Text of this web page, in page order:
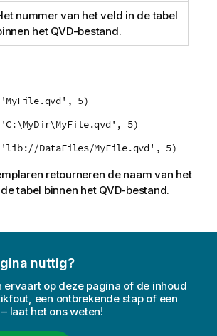
nummer van het veld in de tabel
het QVD-bestand.
('MyFile.qvd', 5)
('C:\MyDir\MyFile.qvd', 5)
('lib://DataFiles/MyFile.qvd', 5)
retourneren de naam van het
tabel binnen het QVD-bestand.
nuttig?
ervaart op deze pagina of de inhoud
een ontbrekende stap of een
laat het ons weten!